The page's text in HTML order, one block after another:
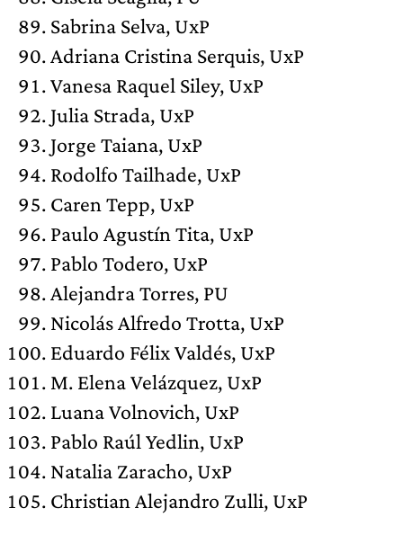
Sabrina Selva, UxP
Adriana Cristina Serquis, UxP
Vanesa Raquel Siley, UxP
Julia Strada, UxP
Jorge Taiana, UxP
Rodolfo Tailhade, UxP
Caren Tepp, UxP
Paulo Agustín Tita, UxP
Pablo Todero, UxP
Alejandra Torres, PU
Nicolás Alfredo Trotta, UxP
Eduardo Félix Valdés, UxP
M. Elena Velázquez, UxP
Luana Volnovich, UxP
Pablo Raúl Yedlin, UxP
Natalia Zaracho, UxP
Christian Alejandro Zulli, UxP